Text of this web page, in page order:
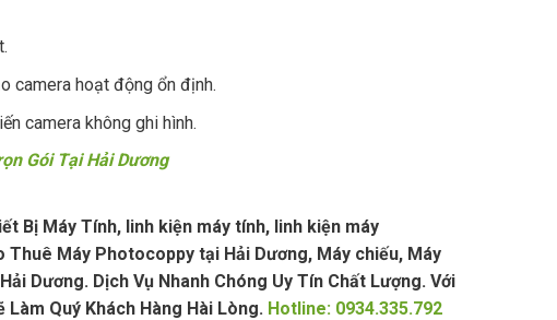
camera hoạt động ổn định.
camera không ghi hình.
Gói Tại Hải Dương
Bị Máy Tính, linh kiện máy tính, linh kiện máy
Thuê Máy Photocoppy tại Hải Dương, Máy chiếu, Máy
Dương. Dịch Vụ Nhanh Chóng Uy Tín Chất Lượng. Với
Quý Khách Hàng Hài Lòng. Hotline: 0934.335.792